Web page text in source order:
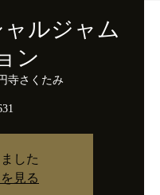
ルジャム
ン
寺さくたみ
した
見る